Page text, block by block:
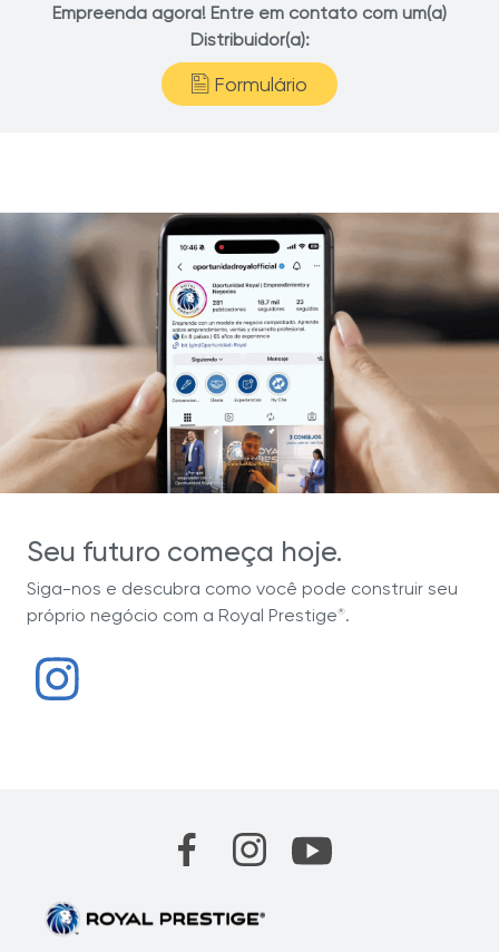
Empreenda agora! Entre em contato com um(a)
Distribuidor(a):
Formulário
Seu futuro começa hoje.
Siga-nos e descubra como você pode construir seu
próprio negócio com a Royal Prestige®.